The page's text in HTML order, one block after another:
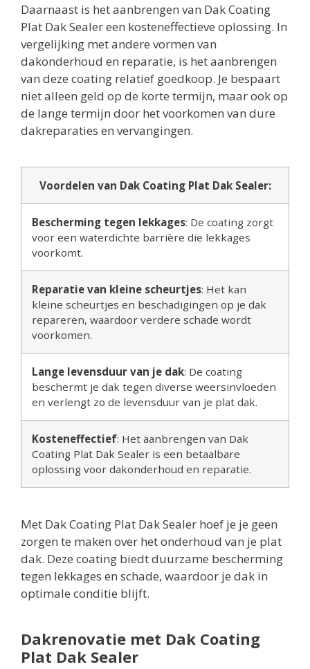
Daarnaast is het aanbrengen van Dak Coating
Plat Dak Sealer een kosteneffectieve oplossing. In
vergelijking met andere vormen van
dakonderhoud en reparatie, is het aanbrengen
van deze coating relatief goedkoop. Je bespaart
niet alleen geld op de korte termijn, maar ook op
de lange termijn door het voorkomen van dure
dakreparaties en vervangingen.
Voordelen van Dak Coating Plat Dak Sealer:
Bescherming tegen lekkages: De coating zorgt
voor een waterdichte barrière die lekkages
voorkomt.
Reparatie van kleine scheurtjes: Het kan
kleine scheurtjes en beschadigingen op je dak
repareren, waardoor verdere schade wordt
voorkomen.
Lange levensduur van je dak: De coating
beschermt je dak tegen diverse weersinvloeden
en verlengt zo de levensduur van je plat dak.
Kosteneffectief: Het aanbrengen van Dak
Coating Plat Dak Sealer is een betaalbare
oplossing voor dakonderhoud en reparatie.
Met Dak Coating Plat Dak Sealer hoef je je geen
zorgen te maken over het onderhoud van je plat
dak. Deze coating biedt duurzame bescherming
tegen lekkages en schade, waardoor je dak in
optimale conditie blijft.
Dakrenovatie met Dak Coating
Plat Dak Sealer